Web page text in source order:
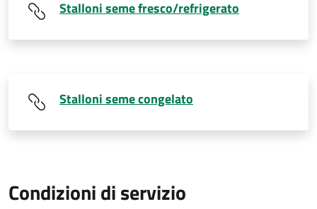
Stalloni seme fresco/refrigerato
Stalloni seme congelato
Condizioni di servizio